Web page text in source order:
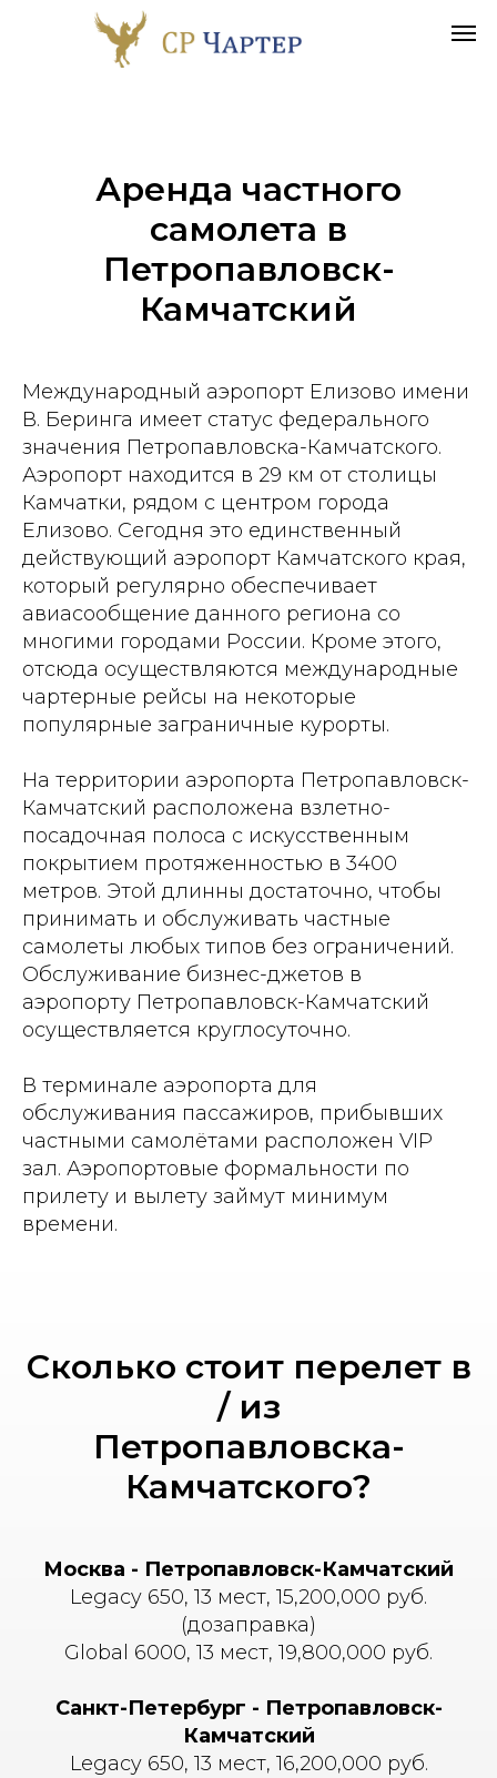
Аренда частного
самолета в
Петропавловск-
Камчатский
Международный аэропорт Елизово имени
В. Беринга имеет статус федерального
значения Петропавловска-Камчатского.
Аэропорт находится в 29 км от столицы
Камчатки, рядом с центром города
Елизово. Сегодня это единственный
действующий аэропорт Камчатского края,
который регулярно обеспечивает
авиасообщение данного региона со
многими городами России. Кроме этого,
отсюда осуществляются международные
чартерные рейсы на некоторые
популярные заграничные курорты.
На территории аэропорта Петропавловск-
Камчатский расположена взлетно-
посадочная полоса с искусственным
покрытием протяженностью в 3400
метров. Этой длинны достаточно, чтобы
принимать и обслуживать частные
самолеты любых типов без ограничений.
Обслуживание бизнес-джетов в
аэропорту Петропавловск-Камчатский
осуществляется круглосуточно.
В терминале аэропорта для
обслуживания пассажиров, прибывших
частными самолётами расположен VIP
зал. Аэропортовые формальности по
прилету и вылету займут минимум
времени.
Сколько стоит перелет в
/ из
Петропавловска-
Камчатского?
Москва - Петропавловск-Камчатский
Legacy 650, 13 мест, 15,200,000 руб.
(дозаправка)
Global 6000, 13 мест, 19,800,000 руб.
Санкт-Петербург - Петропавловск-
Камчатский
Legacy 650, 13 мест, 16,200,000 руб.